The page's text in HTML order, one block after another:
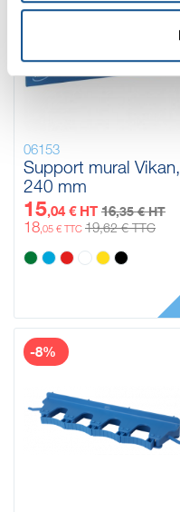
06153
Support mural Vikan,
240 mm
15,04 € HT 16,35 € HT
18,05 € TTC 19,62 € TTC
-8%